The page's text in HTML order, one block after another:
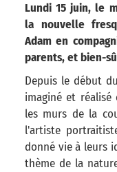
Lundi 15 juin, le
la nouvelle
Adam en
parents, et bien-
Depuis le début
imaginé et
les murs de la
l'artiste
donné vie à leurs
thème de la